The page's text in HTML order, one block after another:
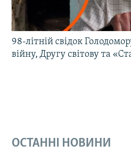
98-літній свідок
війну, Другу світову та
ОСТАННІ НОВИНИ